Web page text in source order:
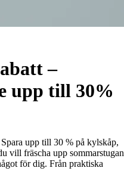
–
upp till 30%
upp till 30 % på kylskåp,
vill fräscha upp sommarstugan
för dig. Från praktiska